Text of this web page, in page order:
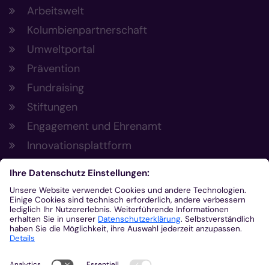
Arbeitswelt
Kolumbienpartnerschaft
Umweltportal
Prävention
Fundraising
Stiftungen
Engagement und Ehrenamt
Innovationsplattform
Aus der Plattform
Nachrichten
Veranstaltungen
Gottesdienste